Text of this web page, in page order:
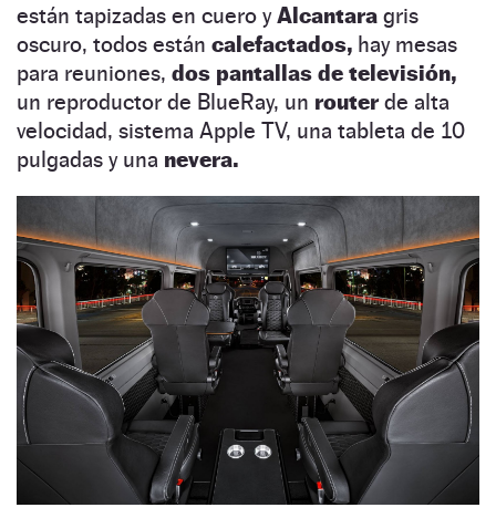
están tapizadas en cuero yAlcantara gris
oscuro, todos están calefactados, hay mesas
para reuniones, dos pantallas de televisión,
un reproductor de BlueRay, un routerde alta
velocidad, sistema Apple TV, una tableta de 10
pulgadas y una nevera.